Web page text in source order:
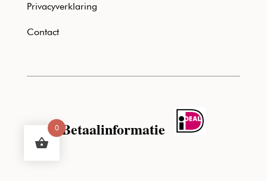
Privacyverklaring
Contact
Betaalinformatie
0